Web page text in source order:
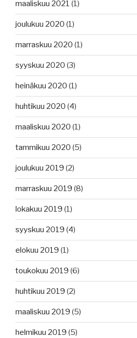
maaliskuu 2021 (1)
joulukuu 2020 (1)
marraskuu 2020 (1)
syyskuu 2020 (3)
heinäkuu 2020 (1)
huhtikuu 2020 (4)
maaliskuu 2020 (1)
tammikuu 2020 (5)
joulukuu 2019 (2)
marraskuu 2019 (8)
lokakuu 2019 (1)
syyskuu 2019 (4)
elokuu 2019 (1)
toukokuu 2019 (6)
huhtikuu 2019 (2)
maaliskuu 2019 (5)
helmikuu 2019 (5)